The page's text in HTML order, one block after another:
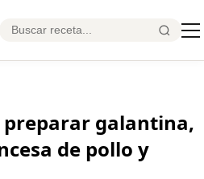
preparar galantina,
de pollo y